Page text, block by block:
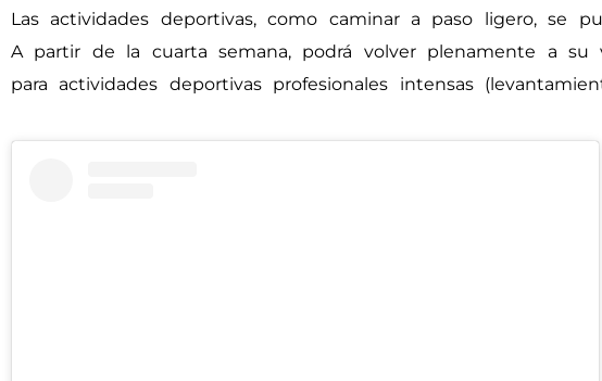
Las actividades deportivas, como caminar a paso ligero, se
A partir de la cuarta semana, podrá volver plenamente a su
para actividades deportivas profesionales intensas